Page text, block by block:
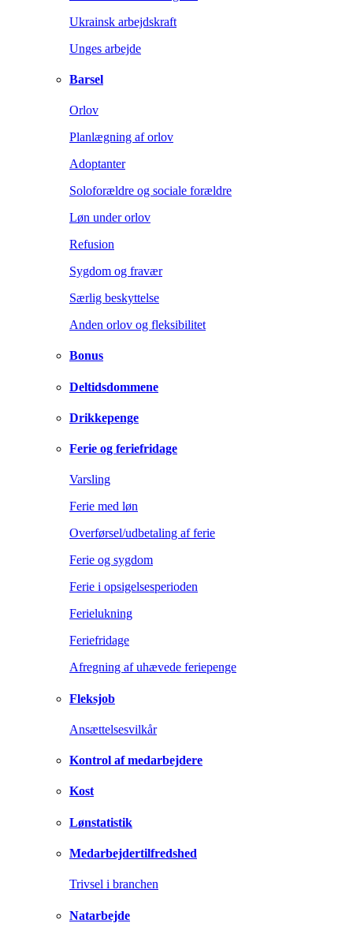
Ukrainsk arbejdskraft
Unges arbejde
Barsel
Orlov
Planlægning af orlov
Adoptanter
Soloforældre og sociale forældre
Løn under orlov
Refusion
Sygdom og fravær
Særlig beskyttelse
Anden orlov og fleksibilitet
Bonus
Deltidsdommene
Drikkepenge
Ferie og feriefridage
Varsling
Ferie med løn
Overførsel/udbetaling af ferie
Ferie og sygdom
Ferie i opsigelsesperioden
Ferielukning
Feriefridage
Afregning af uhævede feriepenge
Fleksjob
Ansættelsesvilkår
Kontrol af medarbejdere
Kost
Lønstatistik
Medarbejdertilfredshed
Trivsel i branchen
Natarbejde